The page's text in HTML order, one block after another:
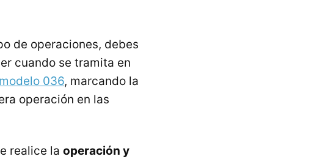
de operaciones, debes
cuando se tramita en
036, marcando la
operación en las
realice la operación y